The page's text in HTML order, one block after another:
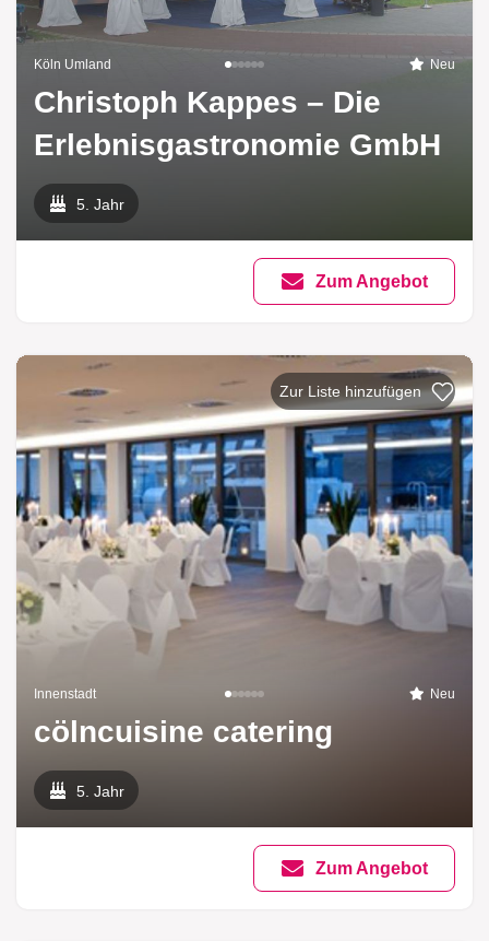
Köln Umland Neu
Christoph Kappes – Die
Erlebnisgastronomie GmbH
5. Jahr
Zum Angebot
Zur Liste hinzufügen
Innenstadt Neu
cölncuisine catering
5. Jahr
Zum Angebot